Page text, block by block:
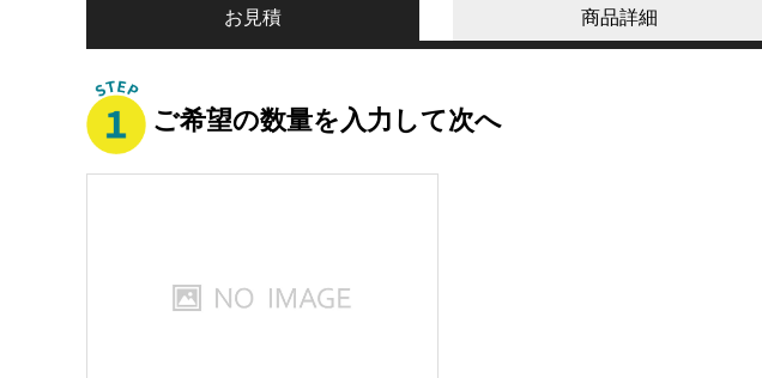
お見積 商品詳細
ご希望の数量を入力して次へ